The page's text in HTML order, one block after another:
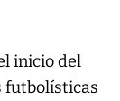
inicio del
futbolísticas